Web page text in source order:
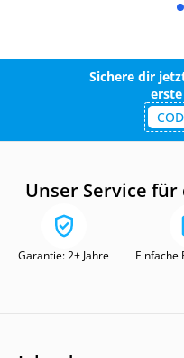
Sichere dir
Unser Service
Garantie: 2+ Jahre Einfache